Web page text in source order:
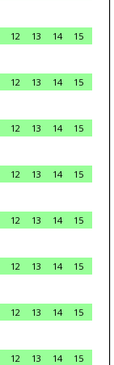
12 13 14
15
12 13 14
15
12 13 14
15
12 13 14
15
12 13 14
15
12 13 14
15
12 13 14
15
12 13 14 15